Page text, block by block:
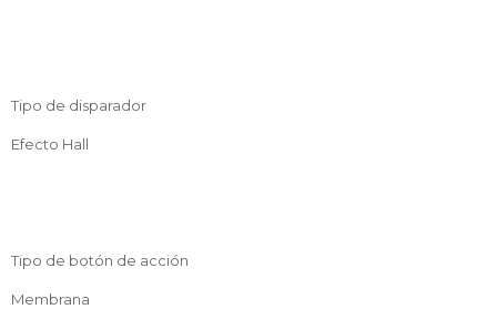
Tipo de disparador
Efecto Hall
Tipo de botón de acción
Membrana